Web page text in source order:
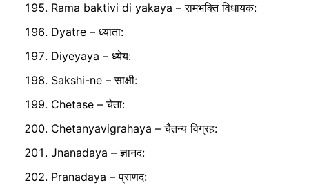
Rama baktivi di yakaya – रामभक्ति विधायक:
Dyatre – ध्याता:
Diyeyaya – ध्येय:
Sakshi-ne – साक्षी:
Chetase – चेता:
Chetanyavigrahaya – चैतन्य विग्रह:
Jnanadaya – ज्ञानद:
Pranadaya – प्राणद: